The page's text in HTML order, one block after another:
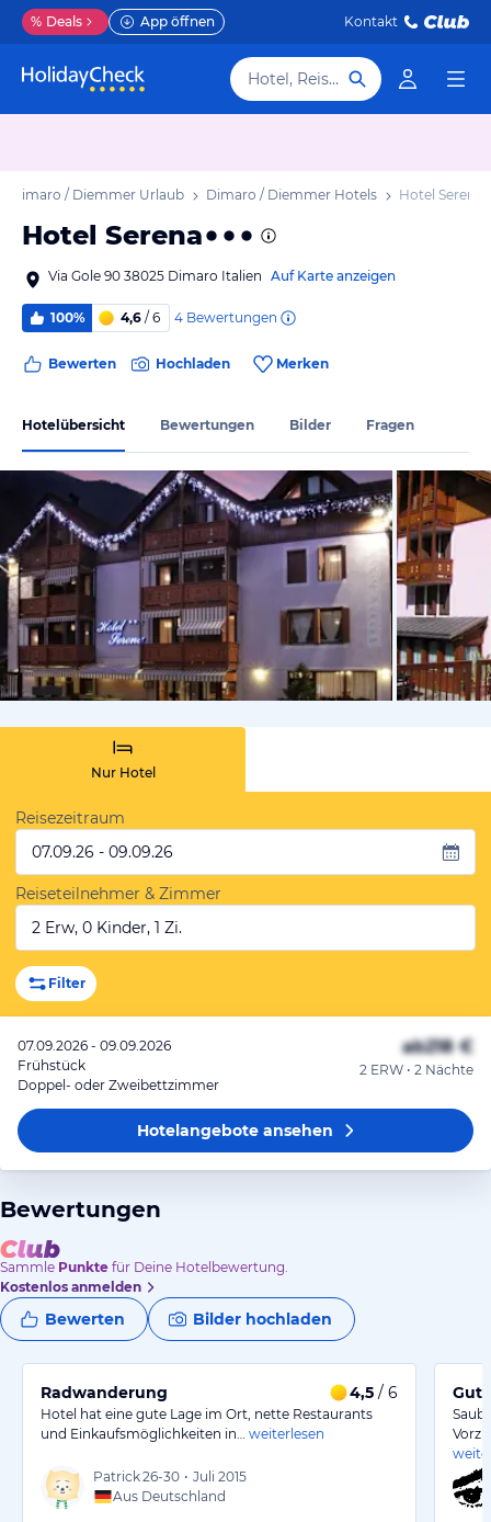
% Deals App öffnen Kontakt
Hotel, Reiseziel
Dimaro / Diemmer Urlaub Dimaro / Diemmer Hotels Hotel Serena
Hotel Serena
Via Gole 90 38025 Dimaro Italien Auf Karte anzeigen
100% 4,6 / 6 4 Bewertungen
Bewerten Hochladen Merken
Hotelübersicht Bewertungen Bilder Fragen
von
Nur Hotel
Reisezeitraum
07.09.26 - 09.09.26
Reiseteilnehmer & Zimmer
2 Erw, 0 Kinder, 1 Zi.
Filter
07.09.2026 - 09.09.2026
Frühstück
Doppel- oder Zweibettzimmer
ab218 €
2 ERW • 2 Nächte
Hotelangeboteansehen
Bewertungen
Sammle Punkte für Deine Hotelbewertung.
Kostenlos anmelden
Bewerten Bilder hochladen
Radwanderung 4,5 / 6
Hotel hat eine gute Lage im Ort, nette Restaurants
und Einkaufsmöglichkeiten in…
weiterlesen
Patrick26-30 • Juli 2015
Aus Deutschland